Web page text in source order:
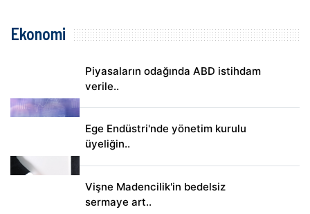
Ekonomi
Piyasaların odağında ABD istihdam
verile..
Ege Endüstri'nde yönetim kurulu
üyeliğin..
Vişne Madencilik'in bedelsiz
sermaye art..